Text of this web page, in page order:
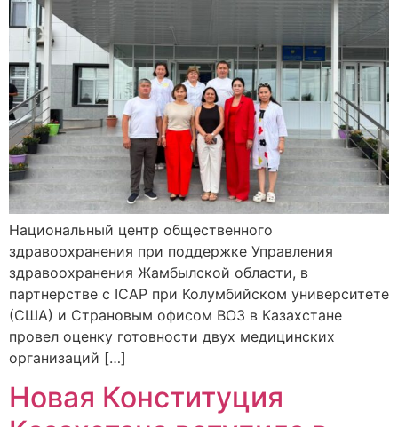
Национальный центр общественного
здравоохранения при поддержке Управления
здравоохранения Жамбылской области, в
партнерстве с ICAP при Колумбийском университете
(США) и Страновым офисом ВОЗ в Казахстане
провел оценку готовности двух медицинских
организаций […]
Новая Конституция